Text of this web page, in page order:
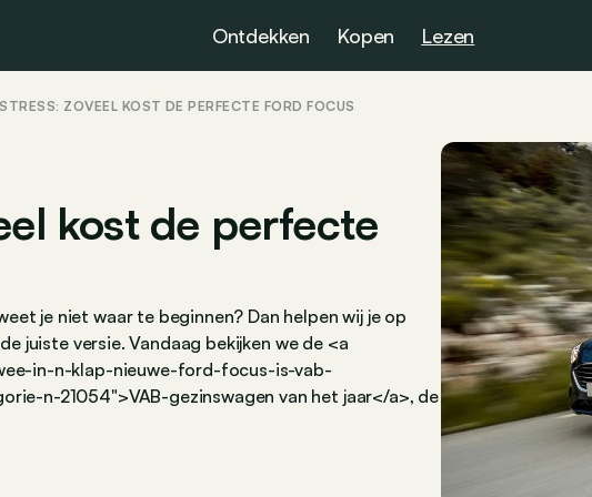
Ontdekken Kopen Lezen
ZOVEEL KOST DE PERFECTE FORD FOCUS
kost de perfecte
je niet waar te beginnen? Dan helpen wij je op
juiste versie. Vandaag bekijken we de <a
in-n-klap-nieuwe-ford-focus-is-vab-
n-21054">VAB-gezinswagen van het jaar</a>, de